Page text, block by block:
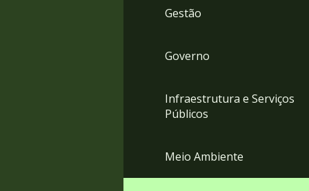
Gestão
Governo
Infraestrutura e Serviços
Públicos
Meio Ambiente